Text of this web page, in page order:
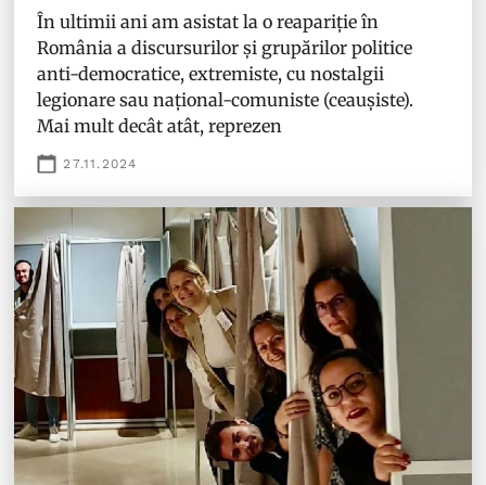
În ultimii ani am asistat la o reapariție în
România a discursurilor și grupărilor politice
anti-democratice, extremiste, cu nostalgii
legionare sau național-comuniste (ceaușiste).
Mai mult decât atât, reprezen
27.11.2024